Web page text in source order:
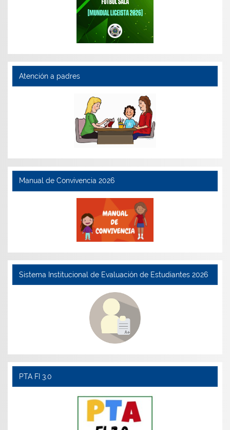
Atención a padres
Manual de Convivencia 2026
Sistema Institucional de Evaluación de Estudiantes 2026
PTA FI 3.0